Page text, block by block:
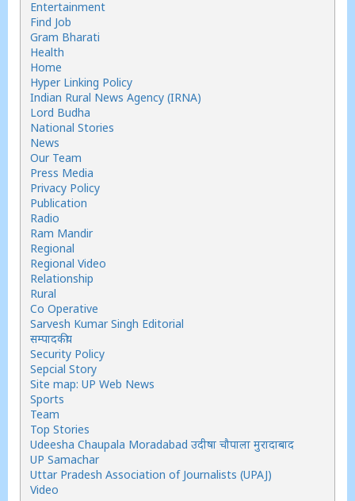
Entertainment
Find Job
Gram Bharati
Health
Home
Hyper Linking Policy
Indian Rural News Agency (IRNA)
Lord Budha
National Stories
News
Our Team
Press Media
Privacy Policy
Publication
Radio
Ram Mandir
Regional
Regional Video
Relationship
Rural
Co Operative
Sarvesh Kumar Singh Editorial
सम्पादकीय
Security Policy
Sepcial Story
Site map: UP Web News
Sports
Team
Top Stories
Udeesha Chaupala Moradabad उदीषा चौपाला मुरादाबाद
UP Samachar
Uttar Pradesh Association of Journalists (UPAJ)
Video